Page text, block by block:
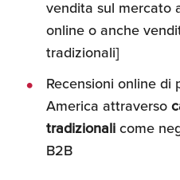
vendita sul mercato
online o anche
tradizionali]
Recensioni online
America attraverso
tradizionalicome
B2B